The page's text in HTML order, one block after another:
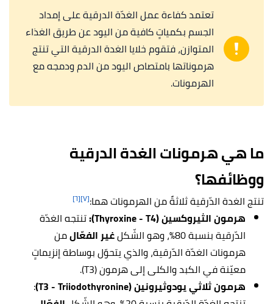
تعتمد كفاءة عمل الغدّة الدرقية على إمداد
الجسم بكمياتٍ كافية من اليود عن طريق الغذاء
المتوازن، فتقوم خلايا الغدة الدرقية التي تنتج
هرموناتها بامتصاص اليود من الدم ودمجه مع
الهرمونات.
ما هي هرمونات الغدة الدرقية
ووظائفها؟
تنتج الغدة الدّرقية ثلاثةً من الهرمونات هما:[٧] [٦]
هرمون الثيروكسين (Thyroxine - T4):
تنتجه الغدّة
الدّرقية بنسبة 80%، وهو الشّكل
غير الفعّالمن
هرمونات الغدّة الدّرقية، والذي يتحوّل بوساطة إنزيماتٍ
معيّنة في الكبد والكلى إلى هرمون (T3).
هرمون ثلاثي يودوثيرونين (T3 - Triiodothyronine)
: